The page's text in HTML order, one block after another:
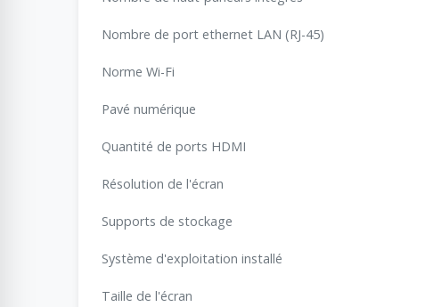
Nombre de port ethernet LAN (RJ-45)
Norme Wi-Fi
Pavé numérique
Quantité de ports HDMI
Résolution de l'écran
Supports de stockage
Système d'exploitation installé
Taille de l'écran